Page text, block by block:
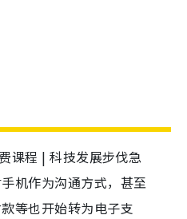
课程 | 科技发展步伐急
机作为沟通方式，甚至
等也开始转为电子支